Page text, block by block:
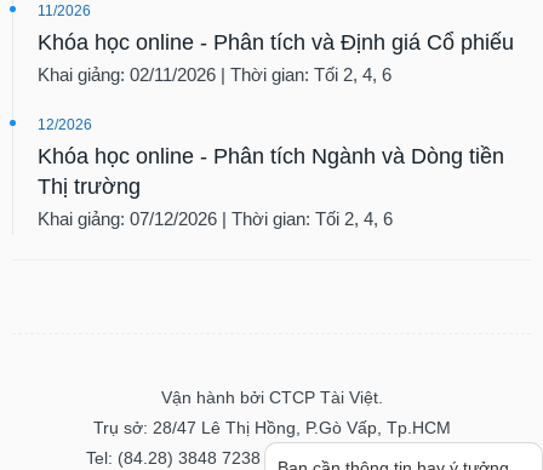
11/2026
Khóa học online - Phân tích và Định giá Cổ phiếu
Khai giảng: 02/11/2026 | Thời gian: Tối 2, 4, 6
12/2026
Khóa học online - Phân tích Ngành và Dòng tiền
Thị trường
Khai giảng: 07/12/2026 | Thời gian: Tối 2, 4, 6
Vận hành bởi CTCP Tài Việt.
Trụ sở: 28/47 Lê Thị Hồng, P.Gò Vấp, Tp.HCM
Tel: (84.28) 3848 7238 - Fax: (84.28) 3848 7237